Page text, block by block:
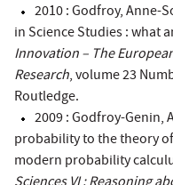
2010 : Godfroy, Anne-
in Science Studies : what
Innovation – The
Research, volume 23
Routledge.
2009 : Godfroy-Genin,
probability to the theory
modern probability